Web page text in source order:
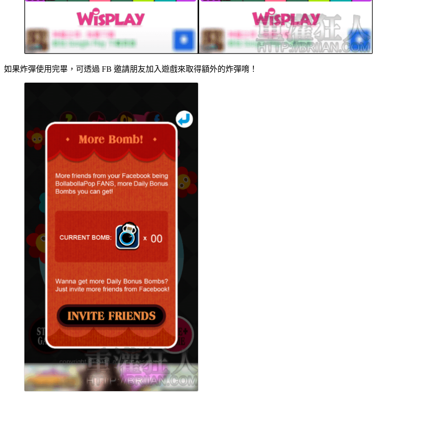
如果炸彈使用完畢，可透過 FB 邀請朋友加入遊戲來取得額外的炸彈唷！